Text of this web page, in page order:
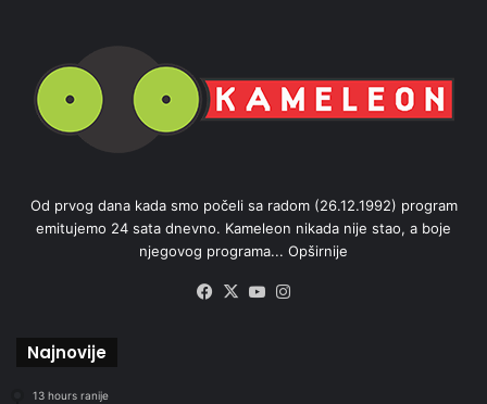
Od prvog dana kada smo počeli sa radom (26.12.1992) program
emitujemo 24 sata dnevno. Kameleon nikada nije stao, a boje
njegovog programa... Opširnije
Facebook
X YouTube
Najnovije
13 hours ranije